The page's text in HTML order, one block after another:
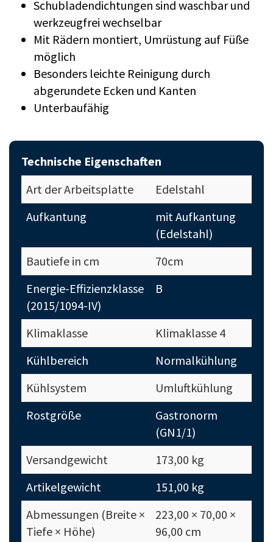
Schubladendichtungen sind waschbar und
werkzeugfrei wechselbar
Mit Rädern montiert, Umrüstung auf Füße
möglich
Besonders leichte Reinigung durch
abgerundete Ecken und Kanten
Unterbaufähig
Technische Eigenschaften
Art der Arbeitsplatte
Edelstahl
Aufkantung
mit Aufkantung
(Edelstahl)
Bautiefe in cm
70cm
Energie-Effizienzklasse
(2015/1094-IV)
B
Klimaklasse
Klimaklasse 4
Kühlbereich
Normalkühlung
Kühlsystem
Umluftkühlung
Rostgröße
Gastronorm
(GN1/1)
Versandgewicht
173,00 kg
Artikelgewicht
151,00 kg
Abmessungen (Breite ×
Tiefe × Höhe)
223,00 × 70,00 ×
96,00 cm